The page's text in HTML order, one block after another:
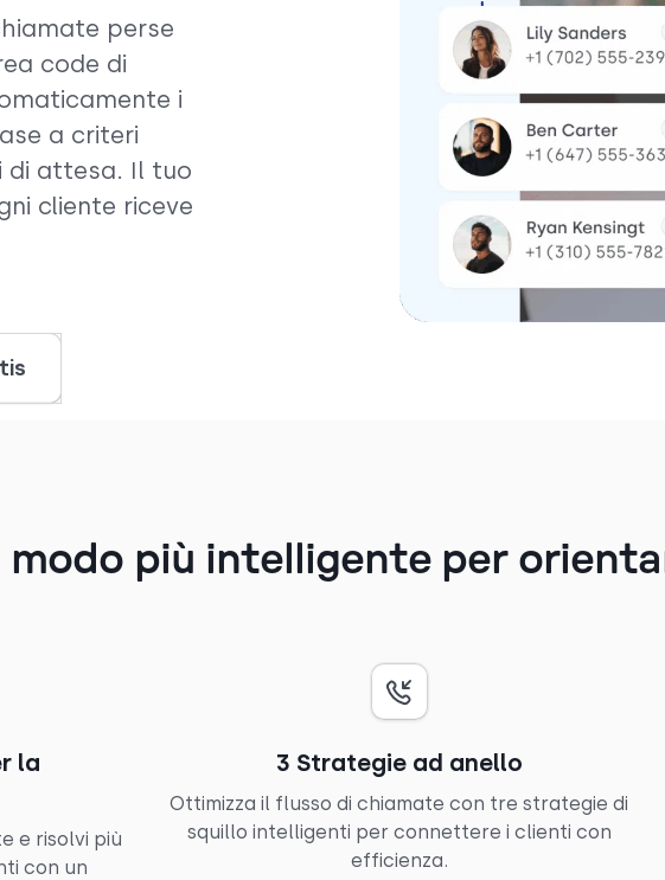
perse
code di
i
a criteri
di attesa. Il tuo
cliente riceve
modo più intelligente per
la
e risolvi più
con un
3 Strategie ad anello
Ottimizza il flusso di chiamate con tre strategie di
squillo intelligenti per connettere i clienti con
efficienza.